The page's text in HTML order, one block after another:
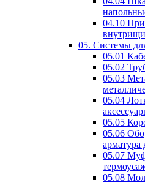
04.10
05. Системы
05.01
05.02
05.03
05.04
05.05
05.06
05.07
05.08